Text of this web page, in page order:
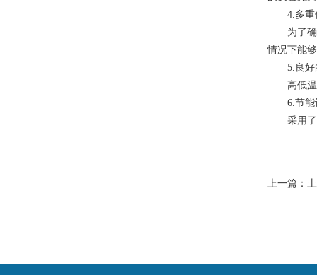
4.多重
为了确保
情况下能
5.良好
高低温试
6.节能
采用了高
上一篇：